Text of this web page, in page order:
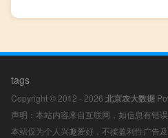
tags
Copyright © 2012 - 2026 北京农大数据
声明：本站内容来自互联网，如信息有错
本站仅为个人兴趣爱好，不接盈利性广告